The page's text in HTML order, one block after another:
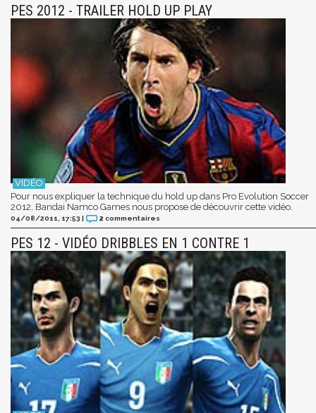
PES 2012 - TRAILER HOLD UP PLAY
Pour nous expliquer la technique du hold up dans Pro Evolution Soccer
2012, Bandai Namco Games nous propose de découvrir cette vidéo.
04/08/2011, 17:53 | 2 commentaires
PES 12 - VIDÉO DRIBBLES EN 1 CONTRE 1